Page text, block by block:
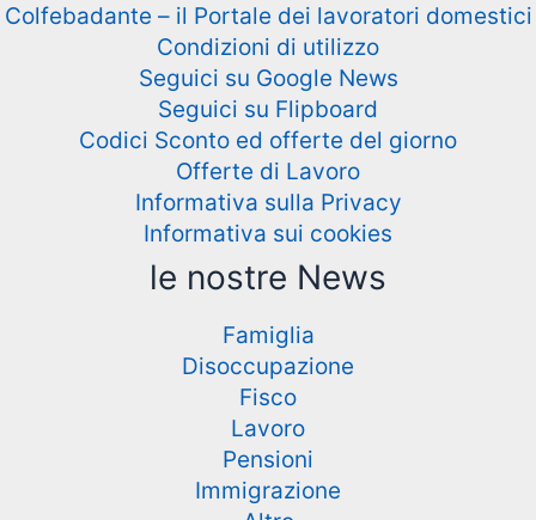
Colfebadante – il Portale dei lavoratori domestici
Condizioni di utilizzo
Seguici su Google News
Seguici su Flipboard
Codici Sconto ed offerte del giorno
Offerte di Lavoro
Informativa sulla Privacy
Informativa sui cookies
le nostre News
Famiglia
Disoccupazione
Fisco
Lavoro
Pensioni
Immigrazione